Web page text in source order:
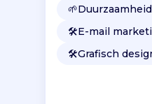
🌱
🛠️E-mail
🛠️Grafisch